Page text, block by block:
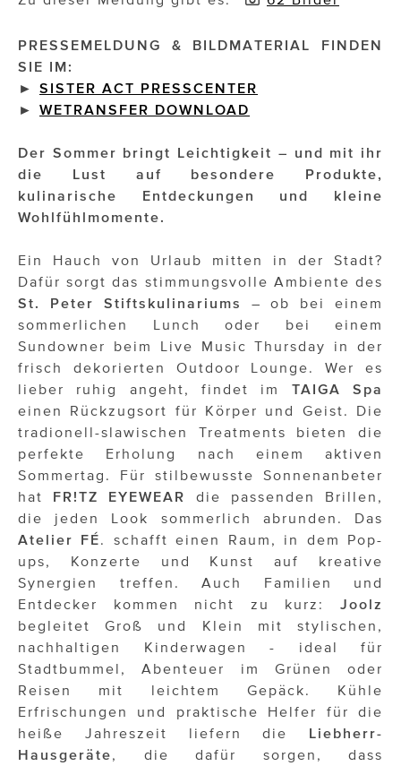
JOHANN STRAUSS – NEW DIMENSIONS
JOOLZ
JUWELIER WAGNER
Magenta Telekom
Merz Aesthetics
NEVER AGE NUTRITION
Nina Kraft – Kraft Media Minds
NORMAL
rot weiss rosé
OTTO AM DONAUKANAL
sehen!wutscher
SISTER ACT
Solid & Bold
Susanne Wuest
The Budims
TOG Studio
Upside Down Town Hotel – Neue Post
PRESSEMELDUNG & BILDMATERIAL FINDEN
SIE IM:
► SISTER ACT PRESSCENTER
► WETRANSFER DOWNLOAD
Der Sommer bringt Leichtigkeit – und mit ihr
die Lust auf besondere Produkte,
kulinarische Entdeckungen und kleine
Wohlfühlmomente.
Ein Hauch von Urlaub mitten in der Stadt?
Dafür sorgt das stimmungsvolle Ambiente des
St. Peter Stiftskulinariums
– ob bei einem
sommerlichen Lunch oder bei einem
Sundowner beim Live Music Thursday in der
frisch dekorierten Outdoor Lounge. Wer es
lieber ruhig angeht, findet im TAIGA Spa
einen Rückzugsort für Körper und Geist. Die
tradionell-slawischen Treatments bieten die
perfekte Erholung nach einem aktiven
Sommertag. Für stilbewusste Sonnenanbeter
hat FR!TZ EYEWEAR
die passenden Brillen,
die jeden Look sommerlich abrunden. Das
Atelier FÉ. schafft einen Raum, in dem Pop-
ups, Konzerte und Kunst auf kreative
Synergien treffen. Auch Familien und
Entdecker kommen nicht zu kurz: Joolz
begleitet Groß und Klein mit stylischen,
nachhaltigen Kinderwagen - ideal für
Stadtbummel, Abenteuer im Grünen oder
Reisen mit leichtem Gepäck. Kühle
Erfrischungen und praktische Helfer für die
heiße Jahreszeit liefern die Liebherr-
Hausgeräte, die dafür sorgen, dass